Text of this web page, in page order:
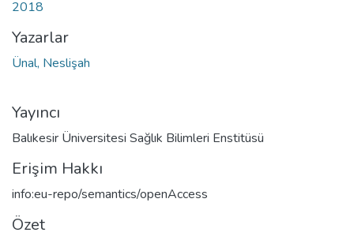
2018
Yazarlar
Ünal, Neslişah
Yayıncı
Balıkesir Üniversitesi Sağlık Bilimleri Enstitüsü
Erişim Hakkı
info:eu-repo/semantics/openAccess
Özet